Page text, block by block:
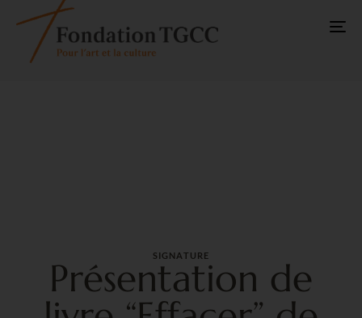
SIGNATURE
Présentation de